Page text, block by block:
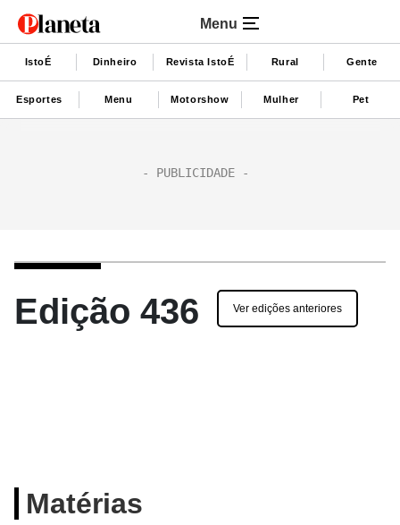
Menu
IstoÉ Dinheiro Revista IstoÉ Rural Gente
Esportes Menu Motorshow Mulher Pet
Edição 436 Ver edições anteriores
Matérias